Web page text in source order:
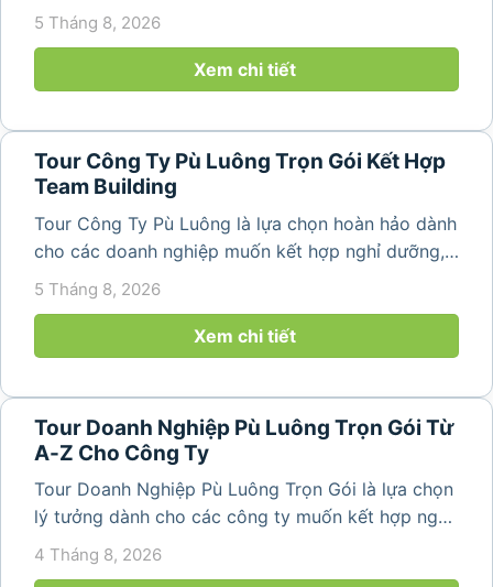
trình du lịch doanh nghiệp. Một kịch bản được xây
giây vui vẻ, sôi động mà còn...
5 Tháng 8, 2026
Xem chi tiết
Tour Công Ty Pù Luông Trọn Gói Kết Hợp
Team Building
Tour Công Ty Pù Luông là lựa chọn hoàn hảo dành
cho các doanh nghiệp muốn kết hợp nghỉ dưỡng,
team building và gắn kết tập thể trong không gian
thiên nhiên trong lành. Chỉ cách Hà Nội và Thanh
Hóa vài giờ di chuyển,...
5 Tháng 8, 2026
Xem chi tiết
Tour Doanh Nghiệp Pù Luông Trọn Gói Từ
A-Z Cho Công Ty
Tour Doanh Nghiệp Pù Luông Trọn Gói là lựa chọn
lý tưởng dành cho các công ty muốn kết hợp nghỉ
dưỡng, gắn kết đội ngũ và tái tạo năng lượng sau
4 Tháng 8, 2026